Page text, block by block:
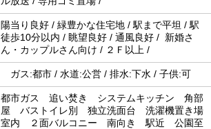
陽当り良好 / 緑豊かな住宅地 / 駅まで平坦 / 駅
徒歩10分以内 / 眺望良好 / 通風良好 / 新婚さ
ん・カップルさん向け / ２Ｆ以上 /
ガス:都市 / 水道:公営 / 排水:下水 / 子供:可
都市ガス 追い焚き システムキッチン 角部
屋 バストイレ別 独立洗面台 洗濯機置き場
室内 ２面バルコニー 南向き 駅近 公園至